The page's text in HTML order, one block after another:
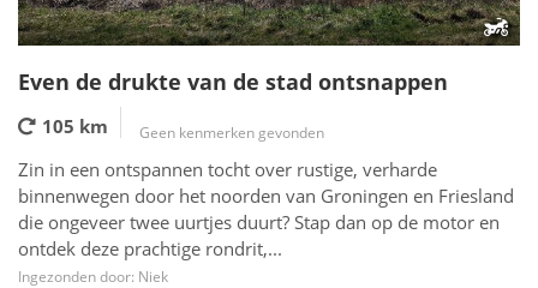
Even de drukte van de stad ontsnappen
105 km Geen kenmerken gevonden
Zin in een ontspannen tocht over rustige, verharde
binnenwegen door het noorden van Groningen en Friesland
die ongeveer twee uurtjes duurt? Stap dan op de motor en
ontdek deze prachtige rondrit,...
Ingezonden door: Niek